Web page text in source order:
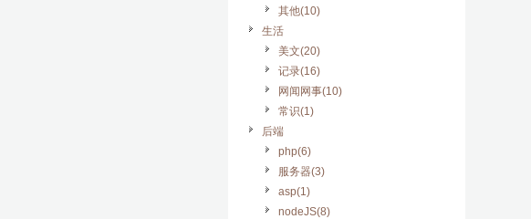
其他(10)
生活
美文(20)
记录(16)
网闻网事(10)
常识(1)
后端
php(6)
服务器(3)
asp(1)
nodeJS(8)